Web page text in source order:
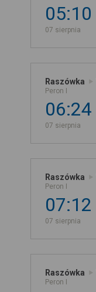
05:10
07 sierpnia
Raszówka
Peron I
06:24
07 sierpnia
Raszówka
Peron I
07:12
07 sierpnia
Raszówka
Peron I